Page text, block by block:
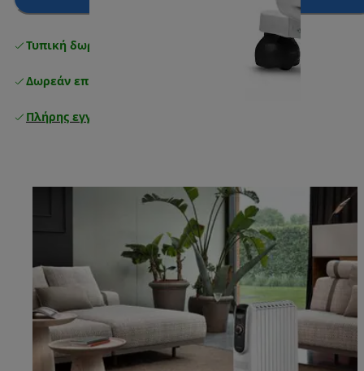
Τυπική δωρεάν παράδοση άνω των 49 €
Δωρεάν επιστροφές
Πλήρης εγγύηση κατασκευαστή